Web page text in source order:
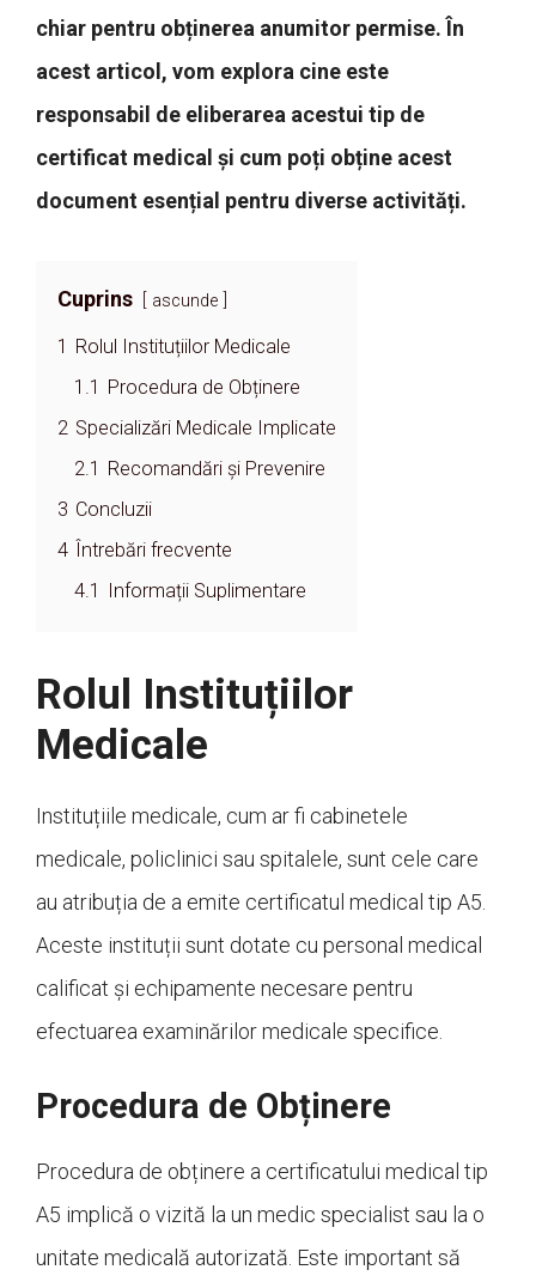
chiar pentru obținerea anumitor permise. În
acest articol, vom explora cine este
responsabil de eliberarea acestui tip de
certificat medical și cum poți obține acest
document esențial pentru diverse activități.
Cuprins ascunde
1
Rolul Instituțiilor Medicale
1.1
Procedura de Obținere
2 Specializări Medicale Implicate
2.1
Recomandări și Prevenire
3 Concluzii
4
Întrebări frecvente
4.1
Informații Suplimentare
Rolul Instituțiilor
Medicale
Instituțiile medicale, cum ar fi cabinetele
medicale, policlinici sau spitalele, sunt cele care
au atribuția de a emite certificatul medical tip A5.
Aceste instituții sunt dotate cu personal medical
calificat și echipamente necesare pentru
efectuarea examinărilor medicale specifice.
Procedura de Obținere
Procedura de obținere a certificatului medical tip
A5 implică o vizită la un medic specialist sau la o
unitate medicală autorizată. Este important să